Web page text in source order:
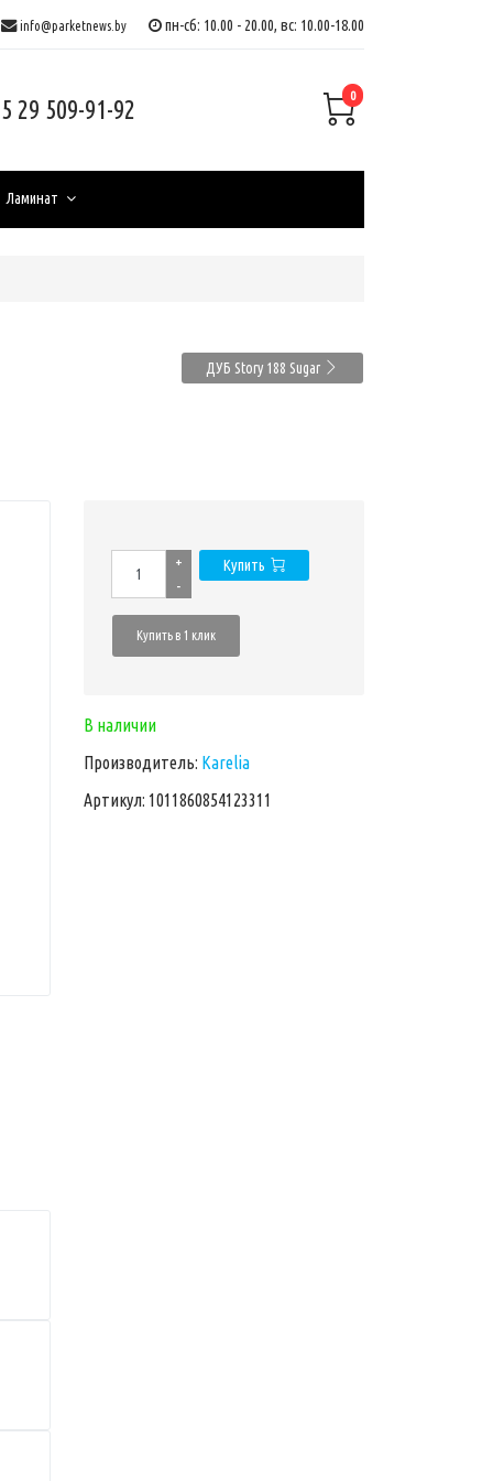
info@parketnews.by пн-сб: 10.00 - 20.00, вс: 10.00-18.00
29 509-91-92 0
Ламинат
ДУБ Story 188 Sugar
+
-
Купить
Купить в 1 клик
В наличии
Производитель: Karelia
Артикул: 1011860854123311